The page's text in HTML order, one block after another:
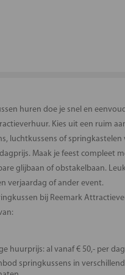
huren doe je snel en
Kies uit een ruim
luchtkussens of springkastelen
Maak je feest compleet
glijbaan of obstakelbaan.
verjaardag of ander event.
bij Reemark
huurprijs: al vanaf € 50,- per dag
springkussens in